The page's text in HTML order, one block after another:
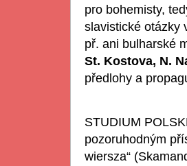
pro bohemisty,
slavistické otázky
př. ani bulharské
St. Kostova, N.
předlohy a
STUDIUM
pozoruhodným
wiersza“